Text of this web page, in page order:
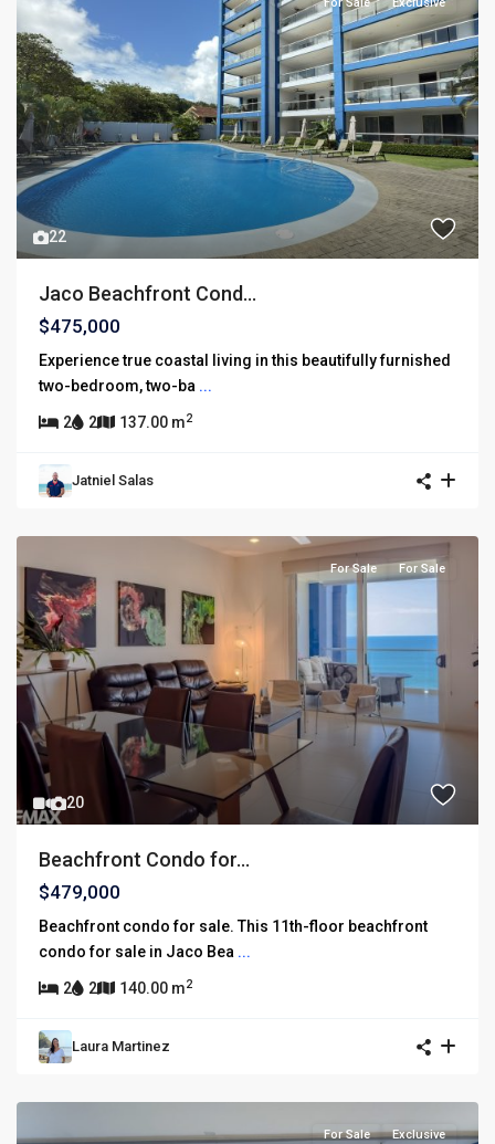
22
Jaco Beachfront Cond...
$475,000
Experience true coastal living in this beautifully furnished
two-bedroom, two-ba ...
2 2 137.00 m2
Jatniel Salas
20
For Sale For Sale
Beachfront Condo for...
$479,000
Beachfront condo for sale. This 11th-floor beachfront
condo for sale in Jaco Bea ...
2 2 140.00 m2
Laura Martinez
For Sale Exclusive